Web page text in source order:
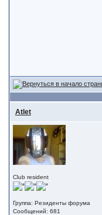
Atlet
Club resident
Группа: Резиденты форума
Сообщений: 681